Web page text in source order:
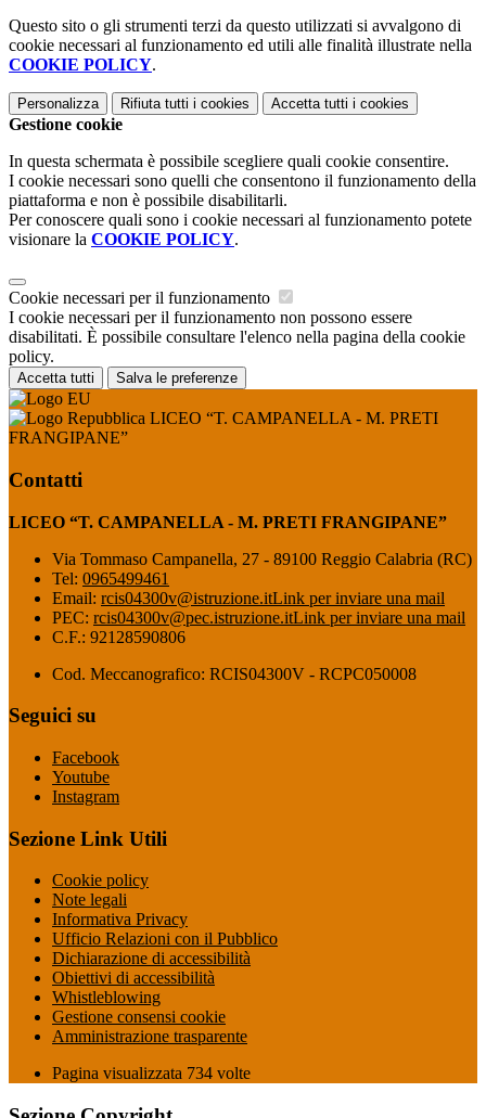
Questo sito o gli strumenti terzi da questo utilizzati si avvalgono di
cookie necessari al funzionamento ed utili alle finalità illustrate nella
COOKIE POLICY.
Personalizza Rifiuta tutti i cookies Accetta tutti i cookies
Gestione cookie
In questa schermata è possibile scegliere quali cookie consentire.
I cookie necessari sono quelli che consentono il funzionamento della
piattaforma e non è possibile disabilitarli.
Per conoscere quali sono i cookie necessari al funzionamento potete
visionare la COOKIE POLICY.
Cookie necessari per il funzionamento
I cookie necessari per il funzionamento non possono essere
disabilitati. È possibile consultare l'elenco nella pagina della cookie
policy.
Accetta tutti Salva le preferenze
LICEO “T. CAMPANELLA - M. PRETI
FRANGIPANE”
Contatti
LICEO “T. CAMPANELLA - M. PRETI FRANGIPANE”
Via Tommaso Campanella, 27 - 89100 Reggio Calabria (RC)
Tel: 0965499461
Email: rcis04300v@istruzione.itLink per inviare una mail
PEC: rcis04300v@pec.istruzione.itLink per inviare una mail
C.F.: 92128590806
Cod. Meccanografico: RCIS04300V - RCPC050008
Seguici su
Facebook
Youtube
Instagram
Sezione Link Utili
Cookie policy
Note legali
Informativa Privacy
Ufficio Relazioni con il Pubblico
Dichiarazione di accessibilità
Obiettivi di accessibilità
Whistleblowing
Gestione consensi cookie
Amministrazione trasparente
Pagina visualizzata 734 volte